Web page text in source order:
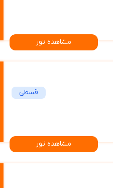
مشاهده تور
قسطی
مشاهده تور